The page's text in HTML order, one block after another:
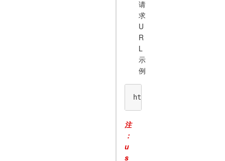
请
求
U
R
L
示
例
https://open-
注
：
u
s